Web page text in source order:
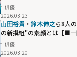
俳優
2026.03.23
山田裕貴 ・ 鈴木伸之ら8人の"
の新撰組"の素顔とは【■一
俳優
2026.03.20